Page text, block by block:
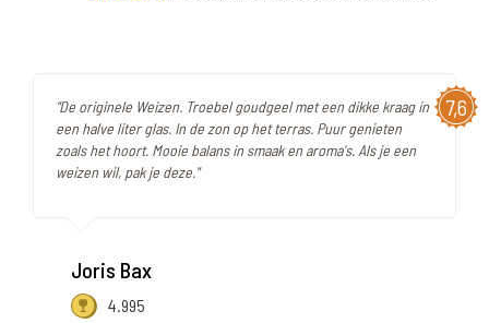
7,6
"De originele Weizen. Troebel goudgeel met een dikke kraag in
een halve liter glas. In de zon op het terras. Puur genieten
zoals het hoort. Mooie balans in smaak en aroma's. Als je een
weizen wil, pak je deze."
Joris Bax
4.995